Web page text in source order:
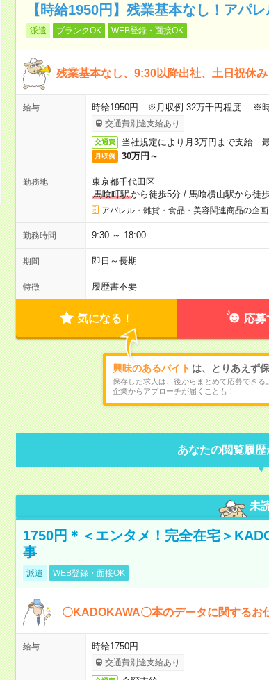
【時給1950円】残業基本なし！アパ
派遣 ブランクOK WEB登録・面接OK
残業基本なし、9:30以降出社、土日祝休
給与 時給1950円 ※月収例:32万千円程度 ※時
交通費別途支給あり
交通費 当社規定により月3万円まで支給
月収例 30万円～
勤務地
東京都千代田区
馬喰町駅から徒歩5分/ 馬喰横山駅から徒
アパレル・雑貨・食品・美容関連商品の企
勤務時間 9:30 ～ 18:00
期間 即日～長期
特徴 履歴書不要
気になる！ 応募
興味のあるバイト は、とりあえず
保存した求人は、後からまとめて応募できる
企業からアプローチが届くことも！
あなたの閲覧履
未
1750円＊＜エンタメ！完全在宅＞
事
派遣 WEB登録・面接OK
〇KADOKAWA〇本のデータに関するお
給与 時給1750円
交通費別途支給あり